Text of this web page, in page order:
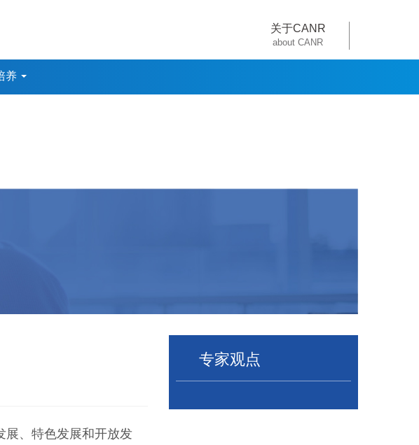
养
关于CANR
about CANR
展、特色发展和开放发
专家观点